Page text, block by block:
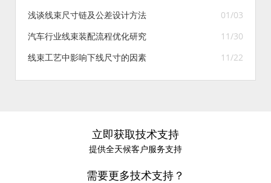
01/03
浅谈线束尺寸链及公差设计方法
11/30
汽车行业线束装配流程优化研究
11/22
线束工艺中影响下线尺寸的因素
立即获取技术支持
提供全天候客户服务支持
需要更多技术支持？